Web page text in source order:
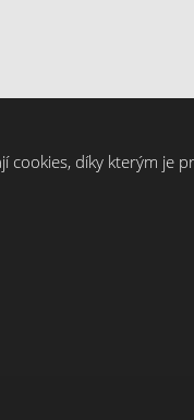
cookies, díky kterým je